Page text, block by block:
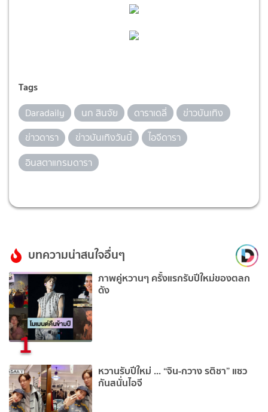
Tags
Daradaily นก สินจัย ดาราเดลี่
ข่าวบันเทิง
ข่าวดารา
ข่าวบันเทิงวันนี้
ไอจีดารา
อินสตาแกรมดารา
บทความน่าสนใจอื่นๆ
1
ภาพคู่หวานๆ ครั้งแรกรับปีใหม่ของตลก
ดัง
หวานรับปีใหม่ ... “จิน-กวาง รติชา” แซว
กันสนั่นไอจี